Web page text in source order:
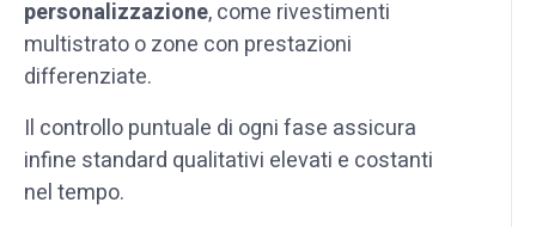
personalizzazione, come rivestimenti
multistrato o zone con prestazioni
differenziate.
Il controllo puntuale di ogni fase assicura
infine standard qualitativi elevati e costanti
nel tempo.